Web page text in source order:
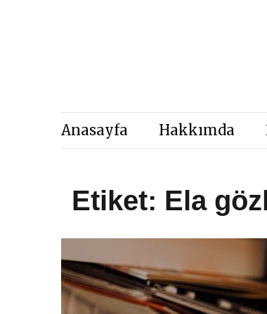
Anasayfa Hakkımda
Etiket: Ela